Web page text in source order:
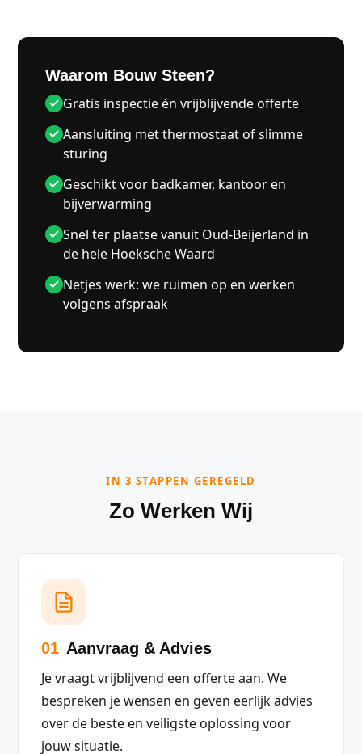
Waarom Bouw Steen?
Gratis inspectie én vrijblijvende offerte
Aansluiting met thermostaat of slimme
sturing
Geschikt voor badkamer, kantoor en
bijverwarming
Snel ter plaatse vanuit Oud-Beijerland in
de hele Hoeksche Waard
Netjes werk: we ruimen op en werken
volgens afspraak
IN 3 STAPPEN GEREGELD
Zo Werken Wij
01 Aanvraag & Advies
Je vraagt vrijblijvend een offerte aan. We
bespreken je wensen en geven eerlijk advies
over de beste en veiligste oplossing voor
jouw situatie.